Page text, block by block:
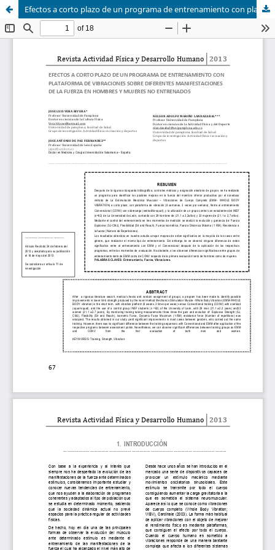
Efectos a corto plazo de un programa de entrenamiento con plataforma de vibraciones sobre diferentes manifestaciones de la fuerza en hombres y mujeres no entrenados